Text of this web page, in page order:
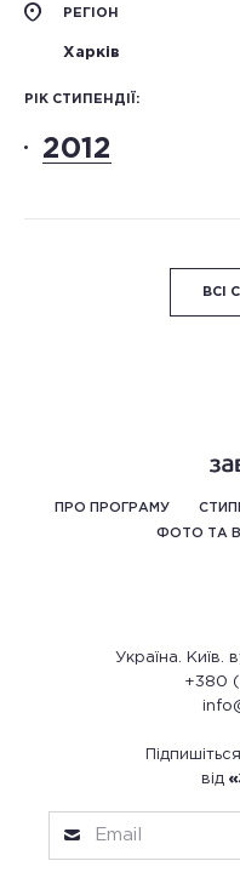
РЕГІОН
Харків
РІК СТИПЕНДІЇ:
2012
ВСІ
ПРО ПРОГРАМУ
ФОТО ТА
Україна.
+380
від